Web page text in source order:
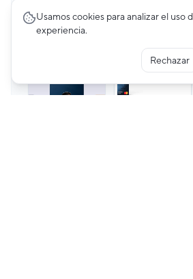
Cards
Mercado Pago
Usamos cookies para analizar el uso
experiencia.
Rechazar